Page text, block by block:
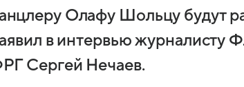
Олафу Шольцу будут
в интервью журналисту
Сергей Нечаев.